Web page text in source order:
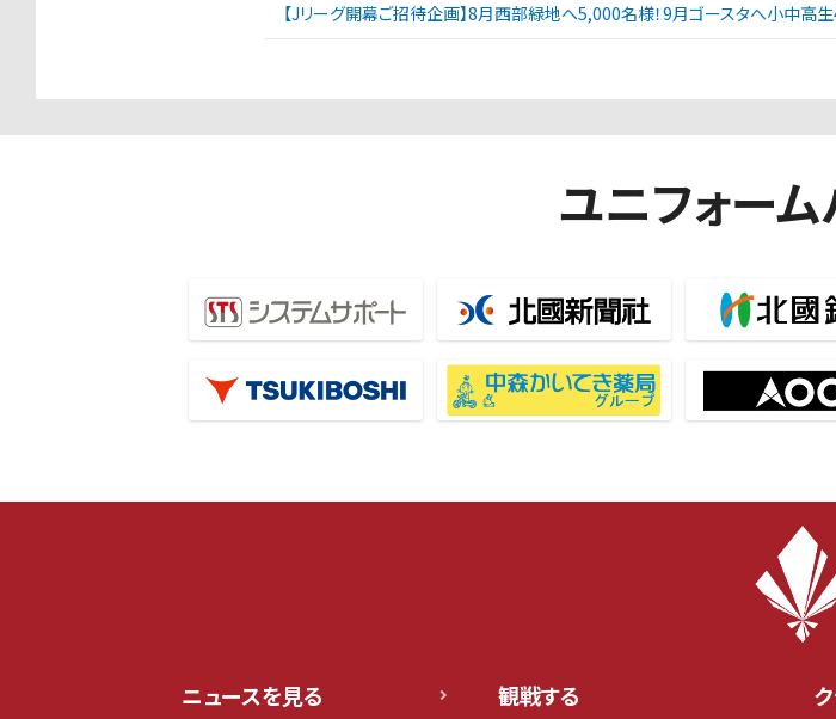
【Jリーグ開幕ご招待企画】8月西部緑地へ5,000名様！9月ゴースタへ小中高
ユニフォー
ニュースを見る
観戦する